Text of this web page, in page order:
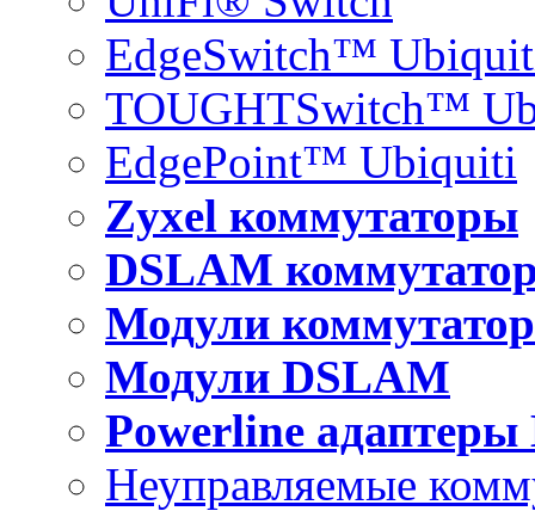
EdgeSwitch™
TOUGHTSwitch™
EdgePoint™ Ubiquiti
Zyxel коммутаторы
DSLAM
Модули
Модули DSLAM
Powerline адаптеры
Неуправляемые